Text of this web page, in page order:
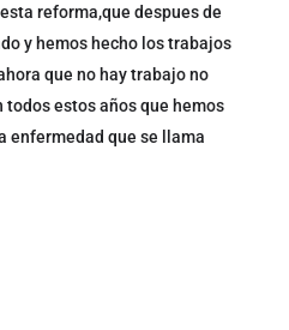
reforma,que despues de
y hemos hecho los trabajos
que no hay trabajo no
todos estos años que hemos
enfermedad que se llama